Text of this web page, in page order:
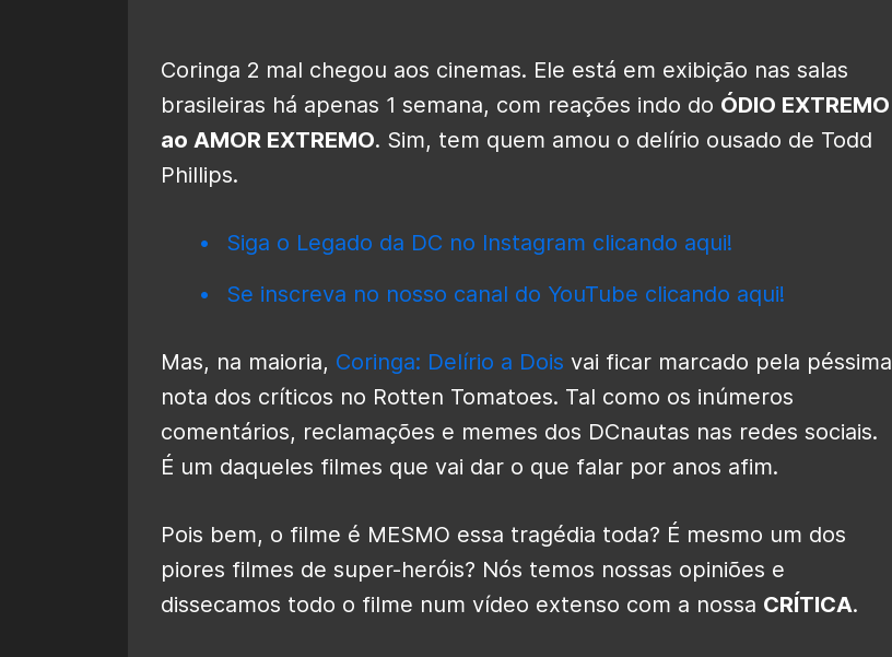
Coringa 2 mal chegou aos cinemas. Ele está em exibição nas salas
brasileiras há apenas 1 semana, com reações indo do ÓDIO EXTREMO
ao AMOR EXTREMO. Sim, tem quem amou o delírio ousado de Todd
Phillips.
Siga o Legado da DC no Instagram clicando aqui!
Se inscreva no nosso canal do YouTube clicando aqui!
Mas, na maioria, Coringa: Delírio a Dois vai ficar marcado pela péssima
nota dos críticos no Rotten Tomatoes. Tal como os inúmeros
comentários, reclamações e memes dos DCnautas nas redes sociais.
É um daqueles filmes que vai dar o que falar por anos afim.
Pois bem, o filme é MESMO essa tragédia toda? É mesmo um dos
piores filmes de super-heróis? Nós temos nossas opiniões e
dissecamos todo o filme num vídeo extenso com a nossa CRÍTICA.